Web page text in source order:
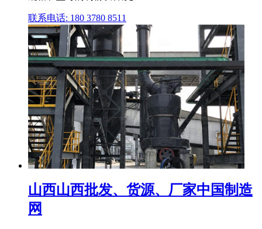
联系电话: 180 3780 8511
山西山西批发、货源、厂家中国制造
网